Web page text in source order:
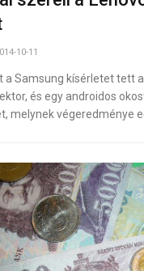
10-11
a Samsung kísérletet tett
és egy androidos
melynek végeredménye